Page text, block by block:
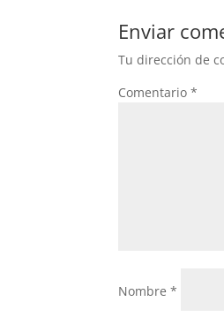
b
o
o
k
Enviar
Tu dirección de
Comentario*
Nombre*